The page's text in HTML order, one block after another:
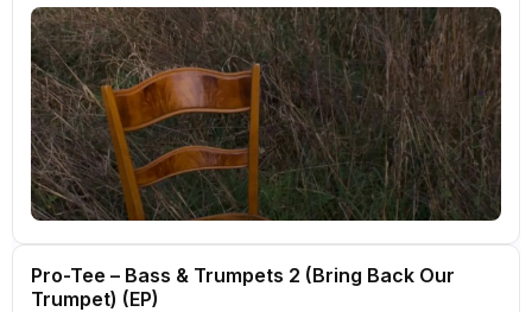
Pro-Tee – Bass & Trumpets 2 (Bring Back Our
Trumpet) (EP)